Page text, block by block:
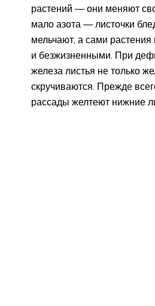
растений — они меняют
мало азота — листочки
мельчают, а сами
и безжизненными. При
железа листья не только
скручиваются. Прежде
рассады желтеют нижние